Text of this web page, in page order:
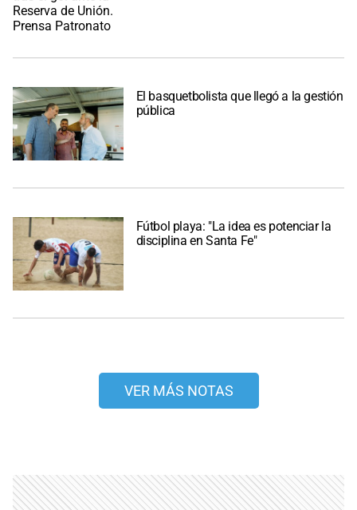
El basquetbolista que llegó a la gestión
pública
Fútbol playa: "La idea es potenciar la
disciplina en Santa Fe"
VER MÁS NOTAS